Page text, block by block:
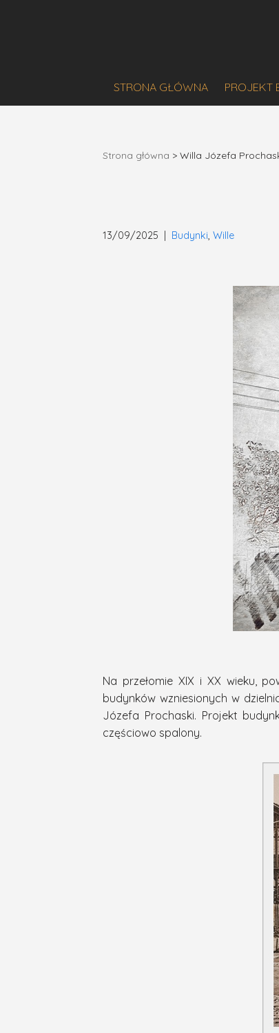
STRONA GŁÓWNA PROJEKT
Strona główna >Willa Józefa
13/09/2025 Budynki,Wille
Na przełomie XIX i XX wieku,
budynków wzniesionych w
Józefa Prochaski. Projekt
częściowo spalony.